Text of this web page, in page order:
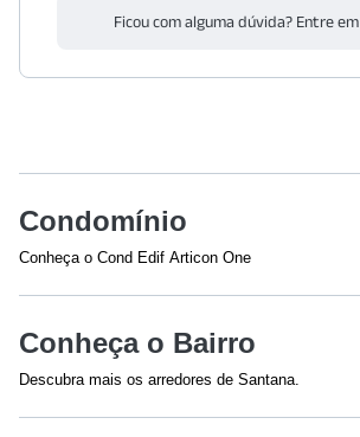
Ficou com alguma dúvida? Entre em
Condomínio
Conheça o Cond Edif Articon One
Lavanderia Coletiva
Elevador(es) - 2
Conheça o Bairro
Descubra mais os arredores de Santana.